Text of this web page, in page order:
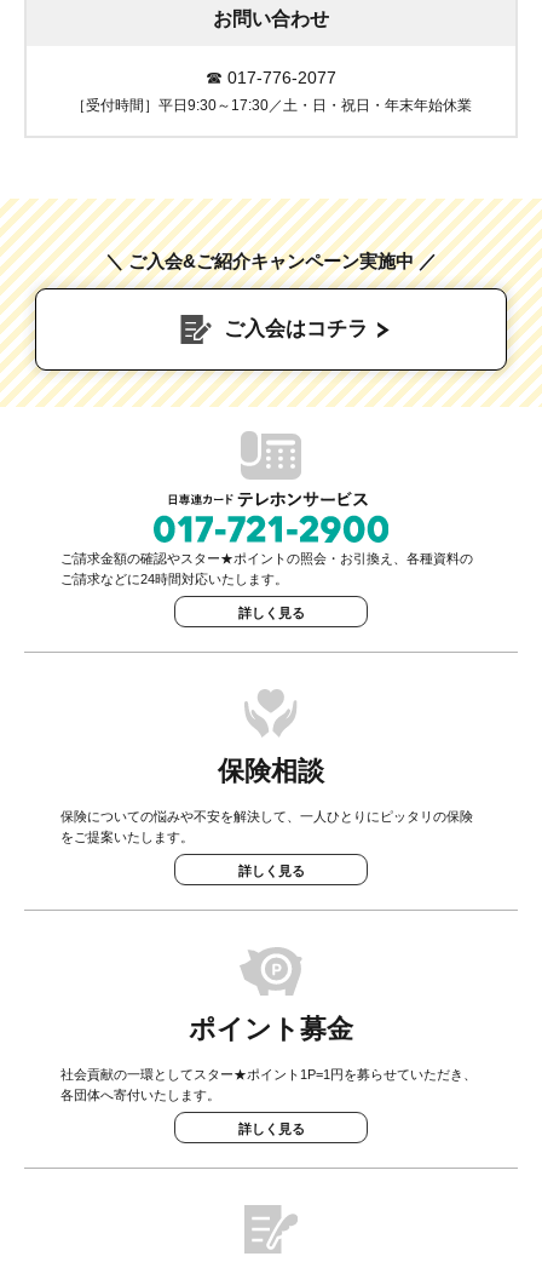
お問い合わせ
☎ 017-776-2077
［受付時間］平日9:30～17:30／土・日・祝日・年末年始休業
＼ ご入会&ご紹介キャンペーン実施中 ／
ご入会はコチラ
ご請求金額の確認やスター★ポイントの照会・お引換え、各種資料の
ご請求などに24時間対応いたします。
詳しく見る
保険相談
保険についての悩みや不安を解決して、一人ひとりにピッタリの保険
をご提案いたします。
詳しく見る
ポイント募金
社会貢献の一環としてスター★ポイント1P=1円を募らせていただき、
各団体へ寄付いたします。
詳しく見る